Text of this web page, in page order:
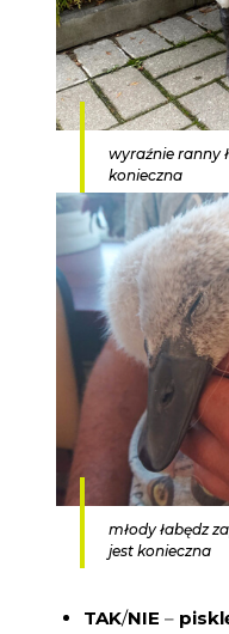
wyraźnie ranny
konieczna
młody łabędz
jest konieczna
TAK/NIE –